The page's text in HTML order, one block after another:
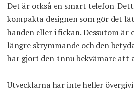
Det är också en smart telefon.
kompakta designen som gör det
handen eller i fickan. Dessutom är
längre skrymmande och den
har gjort den ännu bekvämare att
Utvecklarna har inte heller